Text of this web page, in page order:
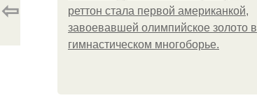
реттон стала первой американкой,
завоевавшей олимпийское золото в
гимнастическом многоборье.
⇦